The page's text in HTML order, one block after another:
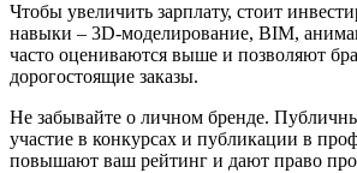
Чтобы увеличить зарплату, стоит
навыки – 3D‑моделирование, BIM,
часто оцениваются выше и позволяют
дорогостоящие заказы.
Не забывайте о личном бренде.
участие в конкурсах и публикации в
повышают ваш рейтинг и дают право